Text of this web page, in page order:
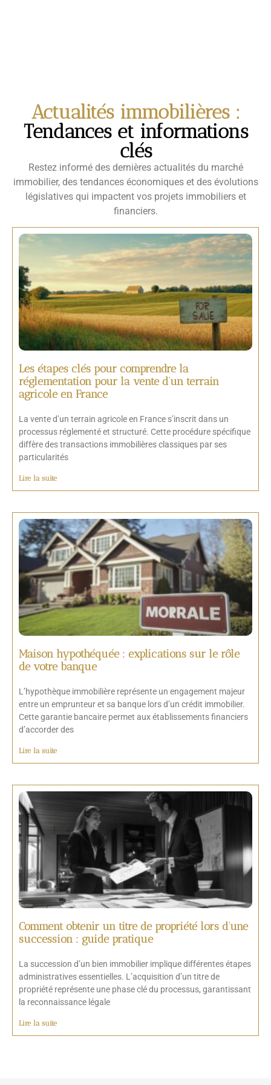
Actualités immobilières :
Tendances et informations
clés
Restez informé des dernières actualités du marché
immobilier, des tendances économiques et des évolutions
législatives qui impactent vos projets immobiliers et
financiers.
Les étapes clés pour comprendre la
réglementation pour la vente d’un terrain
agricole en France
La vente d’un terrain agricole en France s’inscrit dans un
processus réglementé et structuré. Cette procédure spécifique
diffère des transactions immobilières classiques par ses
particularités
Lire la suite
Maison hypothéquée : explications sur le rôle
de votre banque
L’hypothèque immobilière représente un engagement majeur
entre un emprunteur et sa banque lors d’un crédit immobilier.
Cette garantie bancaire permet aux établissements financiers
d’accorder des
Lire la suite
Comment obtenir un titre de propriété lors d’une
succession : guide pratique
La succession d’un bien immobilier implique différentes étapes
administratives essentielles. L’acquisition d’un titre de
propriété représente une phase clé du processus, garantissant
la reconnaissance légale
Lire la suite